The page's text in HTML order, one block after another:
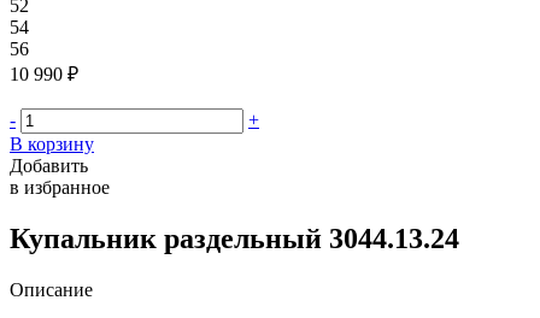
52
54
56
10 990 ₽
-
+
В корзину
Добавить
в избранное
Купальник раздельный 3044.13.24
Описание